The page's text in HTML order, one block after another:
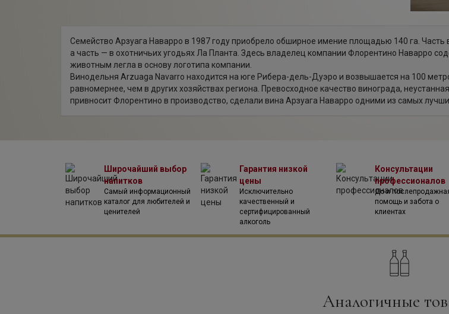
Семейство Арзуага Наварро в 1987 году приобрело обширное имение площадью 140 га. Часть
а часть — в охотничьих угодьях Ла Планта. Здесь владелец компании Флорентино Наварро
животным легла в основу логотипа компании.
Винодельня Arzuaga Navarro находится на юге Рибера-дель-Дуэро и возвышается на 100
равномернее, чем в других хозяйствах региона. Превосходное качество винограда,
привносит Флорентино в производство, сделали вина Арзуага Наварро одними из самых
Широчайший выбор
напитков
Самый информационный
каталог для любителей и
ценителей
Гарантия низкой
цены
Исключительно
качественный и
сертифицированный
алкоголь
Консультации
профессионалов
До и
помощь и забота о
клиентах
Аналогичные